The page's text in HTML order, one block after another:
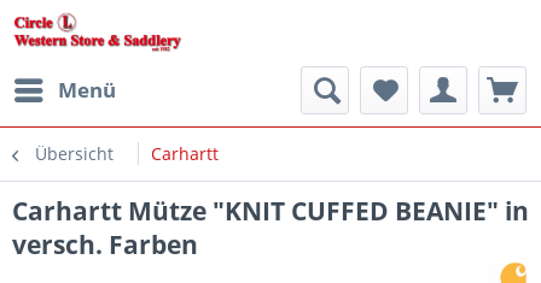
Menü
Übersicht Carhartt
Carhartt Mütze "KNIT CUFFED BEANIE" in
versch. Farben